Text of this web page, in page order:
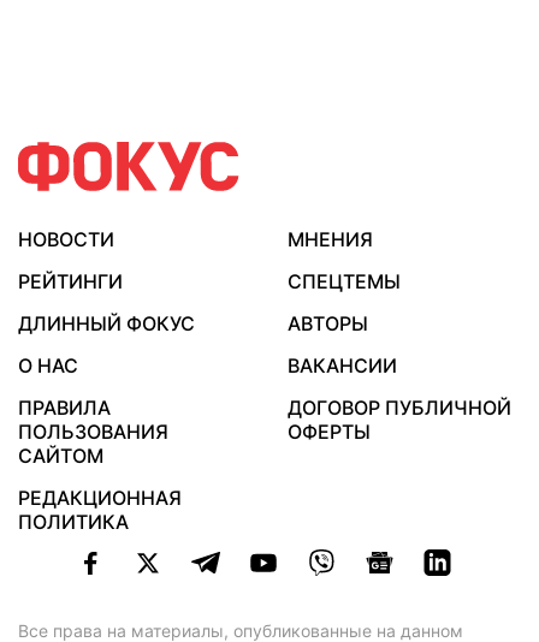
НОВОСТИ
МНЕНИЯ
РЕЙТИНГИ
СПЕЦТЕМЫ
ДЛИННЫЙ ФОКУС
АВТОРЫ
О НАС
ВАКАНСИИ
ПРАВИЛА
ПОЛЬЗОВАНИЯ
САЙТОМ
ДОГОВОР ПУБЛИЧНОЙ
ОФЕРТЫ
РЕДАКЦИОННАЯ
ПОЛИТИКА
Все права на материалы, опубликованные на данном